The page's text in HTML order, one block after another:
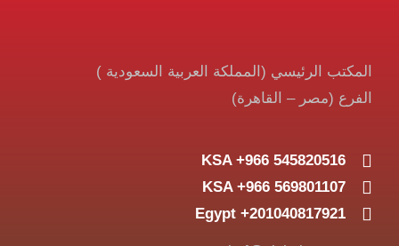
المكتب الرئيسي (المملكة العربية السعودية )
الفرع (مصر – القاهرة)
KSA +966 545820516
KSA +966 569801107
Egypt +201040817921